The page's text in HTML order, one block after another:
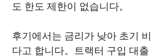
도 한도 제한이 없습니다。
후기에서는 금리가 낮아 초기
다고 합니다。트랙터 구입 대